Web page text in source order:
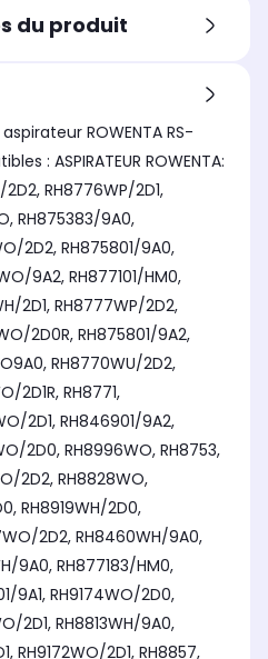
du produit
ROWENTA RS-
: ASPIRATEUR ROWENTA: